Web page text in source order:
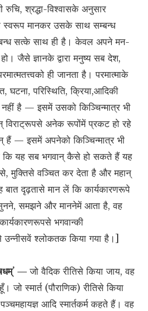
रुचि, श्रद्धा-विश्वासके अनुसार
स्वरूप मानकर उसके साथ सम्बन्ध
सत्के साथ ही है। केवल अपने मन-
जैसे ज्ञानके द्वारा मनुष्य सब देश,
ही जानता है। परमात्माके
घटना, परिस्थिति, क्रिया,आदिकी
नहीं है — इसमें उसको किञ्चिन्मात्र भी
विराट्रूपसे अनेक रूपोंमें प्रकट हो रहे
हैं — इसमें अपनेको किञ्चिन्मात्र भी
कि यह सब भगवान् कैसे हो सकते हैं यह
मुक्तिसे वञ्चित कर देता है और महान्
दृढ़तासे मान लें कि कार्यकारणरूपे
समझने और माननेमें आता है, वह
भगवान्की
उन्नीसवें श्लोकतक किया गया है।]
—जो वैदिक रीतिसे किया जाय, वह
जो स्मार्त (पौराणिक) रीतिसे किया
आदि स्मार्तकर्म कहते हैं। वह